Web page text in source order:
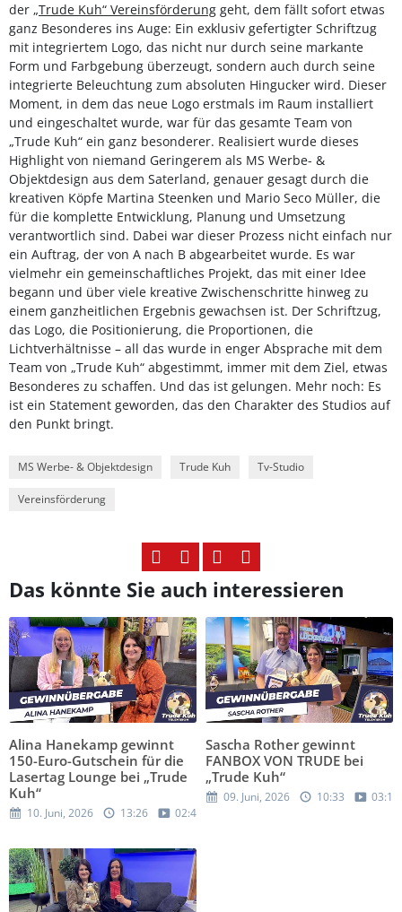
der „Trude Kuh“ Vereinsförderung geht, dem fällt sofort etwas
ganz Besonderes ins Auge: Ein exklusiv gefertigter Schriftzug
mit integriertem Logo, das nicht nur durch seine markante
Form und Farbgebung überzeugt, sondern auch durch seine
integrierte Beleuchtung zum absoluten Hingucker wird. Dieser
Moment, in dem das neue Logo erstmals im Raum installiert
und eingeschaltet wurde, war für das gesamte Team von
„Trude Kuh“ ein ganz besonderer. Realisiert wurde dieses
Highlight von niemand Geringerem als MS Werbe- &
Objektdesign aus dem Saterland, genauer gesagt durch die
kreativen Köpfe Martina Steenken und Mario Seco Müller, die
für die komplette Entwicklung, Planung und Umsetzung
verantwortlich sind. Dabei war dieser Prozess nicht einfach nur
ein Auftrag, der von A nach B abgearbeitet wurde. Es war
vielmehr ein gemeinschaftliches Projekt, das mit einer Idee
begann und über viele kreative Zwischenschritte hinweg zu
einem ganzheitlichen Ergebnis gewachsen ist. Der Schriftzug,
das Logo, die Positionierung, die Proportionen, die
Lichtverhältnisse – all das wurde in enger Absprache mit dem
Team von „Trude Kuh“ abgestimmt, immer mit dem Ziel, etwas
Besonderes zu schaffen. Und das ist gelungen. Mehr noch: Es
ist ein Statement geworden, das den Charakter des Studios auf
den Punkt bringt.
MS Werbe- & Objektdesign Trude Kuh Tv-Studio
Vereinsförderung
Das könnte Sie auch interessieren
Alina Hanekamp gewinnt
150-Euro-Gutschein für die
Lasertag Lounge bei „Trude
Kuh“
10. Juni, 2026 13:26 02:48
Sascha Rother gewinnt
FANBOX VON TRUDE bei
„Trude Kuh“
09. Juni, 2026 10:33 03:12